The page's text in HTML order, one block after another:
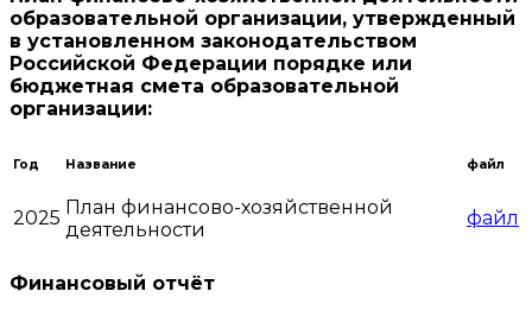
образовательной организации, утвержденный
в установленном законодательством
Российской Федерации порядке или
бюджетная смета образовательной
организации:
Год Название файл
2025 План финансово-хозяйственной
деятельности
файл
Финансовый отчёт